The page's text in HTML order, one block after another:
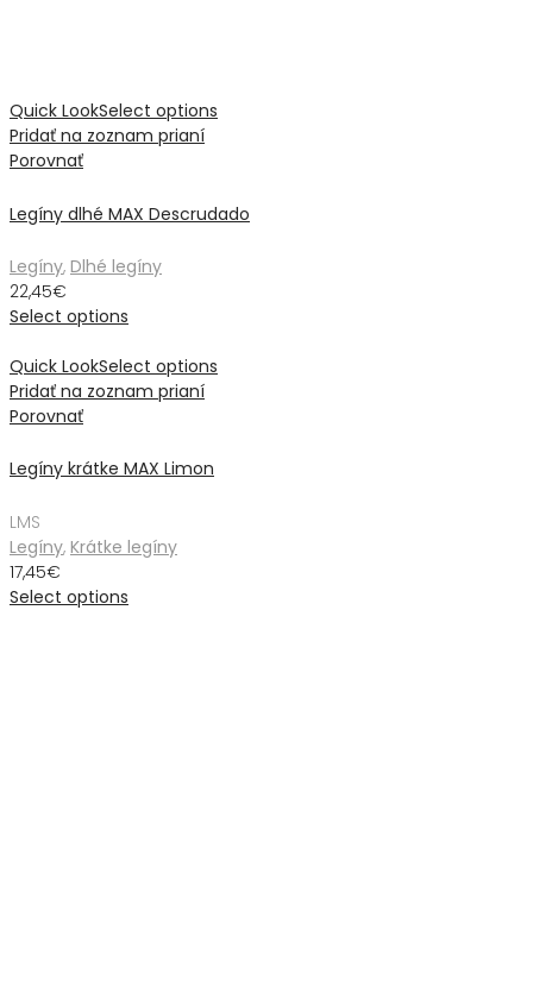
Quick LookSelect options
Pridať na zoznam prianí
Porovnať
Legíny dlhé MAX Descrudado
Legíny, Dlhé legíny
22,45€
Select options
Quick LookSelect options
Pridať na zoznam prianí
Porovnať
Legíny krátke MAX Limon
LMS
Legíny, Krátke legíny
17,45€
Select options